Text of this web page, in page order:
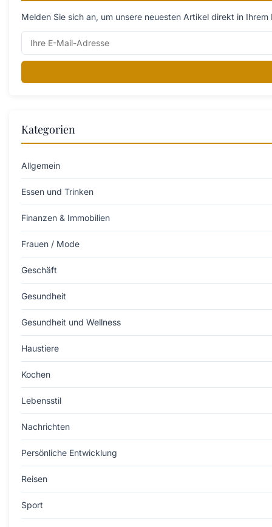
Melden Sie sich an, um unsere neuesten Artikel direkt in
Kategorien
Allgemein
Essen und Trinken
Finanzen & Immobilien
Frauen / Mode
Geschäft
Gesundheit
Gesundheit und Wellness
Haustiere
Kochen
Lebensstil
Nachrichten
Persönliche Entwicklung
Reisen
Sport